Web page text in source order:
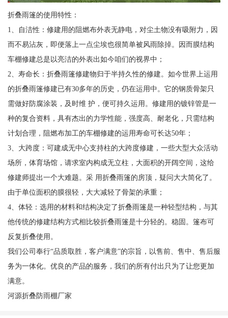
折叠雨篷的使用特性：
1、自洁性：修建用的阻燃布外表无静电，对尘土物没有吸附力，因
而不易沾灰，即便落上一点尘埃也很简单被风雨除掉。因而膜结构
车棚修建总是以亮洁的外表出如今咱们的视界中；
2、寿命长：折叠雨篷修建物归于半持久性的修建。如今世界上运用
的折叠雨篷修建已有30多年的历史，仍在运用中。它的钢质骨架只
需做好防腐涂装，及时维 护，便可持久运用。修建用的镀锌管是一
种的复合资料，具有杰出的力学性能，强度高、耐老化，只需结构
计划合理，阻燃布加工的车棚修建的运用寿命可长达50年；
3、大跨度：可建成无中心支持柱的大跨度修建，一些大型大众活动
场所，体育场馆，请求室内构成无立柱，大面积的开阔空间，这给
修建师提出一个大难题。采 用折叠雨篷的房顶，疑问大大简化了。
由于单位面积的膜很轻，大大减轻了骨架的承重；
4、体轻：选用的材料和结构决定了折叠雨篷是一种轻型结构，与其
他传统的修建结构方式相比较折叠雨篷是十分轻的。稳固。篷布可
反复折叠使用。
我们公司奉行“品质取胜，客户满意”的宗旨，以售前、售中、售后服
务为一体化。优良的产品的服务，我们的所有付出只为了让您更加
满意。
河源折叠防雨棚厂家